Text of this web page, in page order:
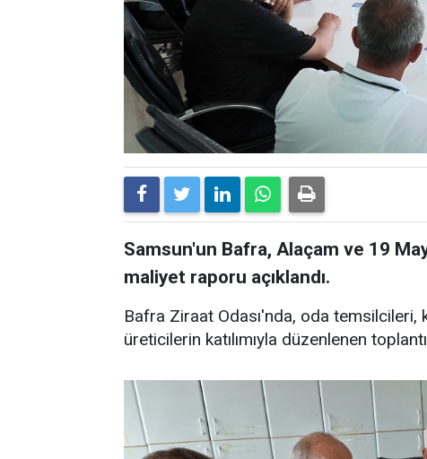
Samsun'un Bafra, Alaçam ve 19
maliyet raporu açıklandı.
Bafra Ziraat Odası'nda, oda
üreticilerin katılımıyla düzenlenen